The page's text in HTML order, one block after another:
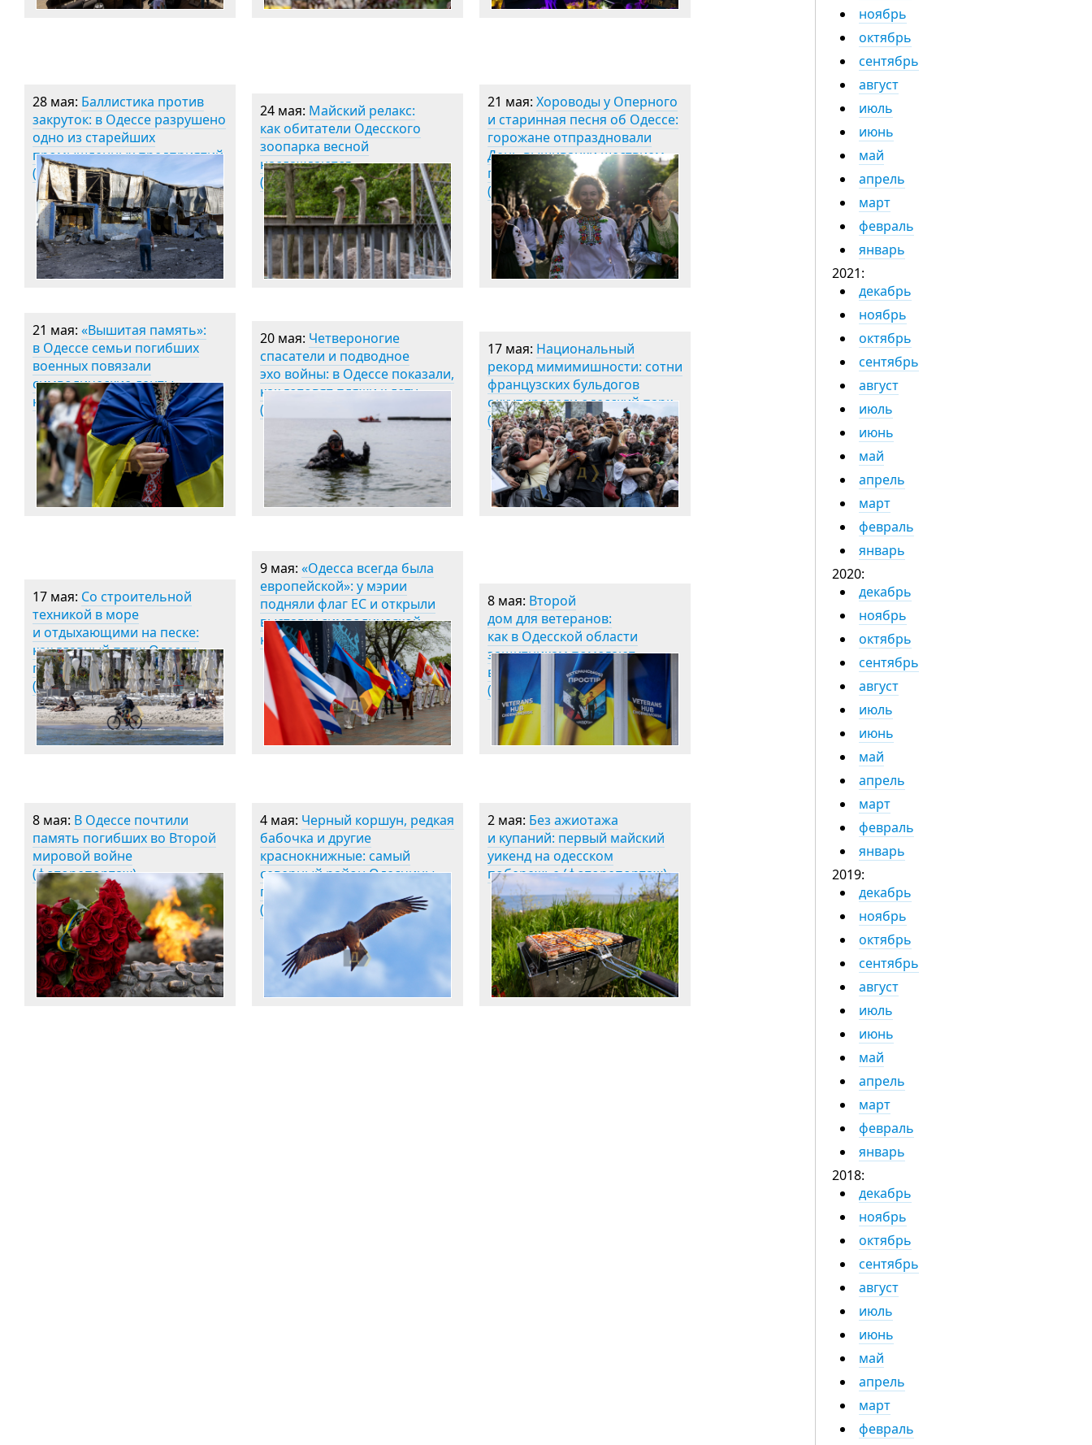
28 мая: Баллистика против
закруток: в Одессе разрушено
одно из старейших
промышленных предприятий
(фото)
24 мая: Майский релакс:
как обитатели Одесского
зоопарка весной
наслаждаются
(фоторепортаж)
21 мая: Хороводы у Оперного
и старинная песня об Одессе:
горожане отпраздновали
День вышиванки шествием
по центру города
(фоторепортаж)
21 мая: «Вышитая память»:
в Одессе семьи погибших
военных повязали
символические ленты
на Аллее Героев (фото)
20 мая: Четвероногие
спасатели и подводное
эхо войны: в Одессе показали,
как готовят пляжи к лету
(фото)
17 мая: Национальный
рекорд мимимишности: сотни
французских бульдогов
оккупировали одесский парк
(фоторепортаж)
17 мая: Со строительной
техникой в море
и отдыхающими на песке:
как главный пляж Одессы
готовится к лету
(фоторепортаж)
9 мая: «Одесса всегда была
европейской»: у мэрии
подняли флаг ЕС и открыли
выставку символической
картиной (фото)
8 мая: Второй
дом для ветеранов:
как в Одесской области
защитникам помогают
вернуться к мирной жизни
(общество)
8 мая: В Одессе почтили
память погибших во Второй
мировой войне
(фоторепортаж)
4 мая: Черный коршун, редкая
бабочка и другие
краснокнижные: самый
северный район Одесчины
пробудился после зимы
(фоторепортаж)
2 мая: Без ажиотажа
и купаний: первый майский
уикенд на одесском
побережье (фоторепортаж)
ноябрь
октябрь
сентябрь
август
июль
июнь
май
апрель
март
февраль
январь
2021:
декабрь
ноябрь
октябрь
сентябрь
август
июль
июнь
май
апрель
март
февраль
январь
2020:
декабрь
ноябрь
октябрь
сентябрь
август
июль
июнь
май
апрель
март
февраль
январь
2019:
декабрь
ноябрь
октябрь
сентябрь
август
июль
июнь
май
апрель
март
февраль
январь
2018:
декабрь
ноябрь
октябрь
сентябрь
август
июль
июнь
май
апрель
март
февраль